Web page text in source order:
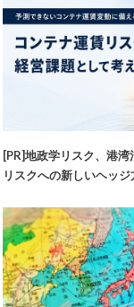
[PR]地政学リスク、港
リスクへの新しいヘッ